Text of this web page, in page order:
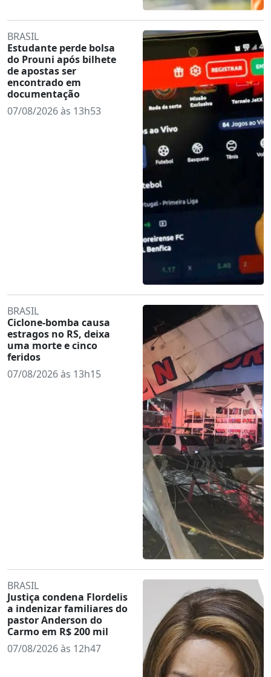
BRASIL
Estudante perde bolsa
do Prouni após bilhete
de apostas ser
encontrado em
documentação
07/08/2026 às 13h53
BRASIL
Ciclone-bomba causa
estragos no RS, deixa
uma morte e cinco
feridos
07/08/2026 às 13h15
BRASIL
Justiça condena Flordelis
a indenizar familiares do
pastor Anderson do
Carmo em R$ 200 mil
07/08/2026 às 12h47